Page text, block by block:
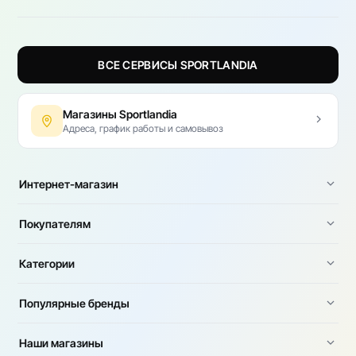
ВСЕ СЕРВИСЫ SPORTLANDIA
Магазины Sportlandia
Адреса, график работы и самовывоз
Интернет-магазин
Покупателям
Категории
Популярные бренды
Наши магазины